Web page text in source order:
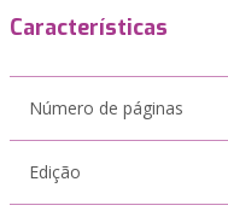
Características
Número de páginas
Edição